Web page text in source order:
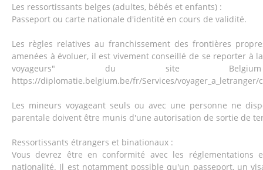
Les ressortissants belges (adultes, bébés et enfants) :
Passeport ou carte nationale d'identité en cours de validité.
Les règles relatives au franchissement des frontières
amenées à évoluer, il est vivement conseillé de se reporter à
voyageurs" du site Belgium
https://diplomatie.belgium.be/fr/Services/voyager_a_letranger/
Les mineurs voyageant seuls ou avec une personne ne
parentale doivent être munis d'une autorisation de sortie de
Ressortissants étrangers et binationaux :
Vous devrez être en conformité avec les réglementations
nationalité. Il est notamment possible qu'un passeport, un